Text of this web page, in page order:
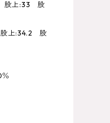
股上:33 股
:34.2 股